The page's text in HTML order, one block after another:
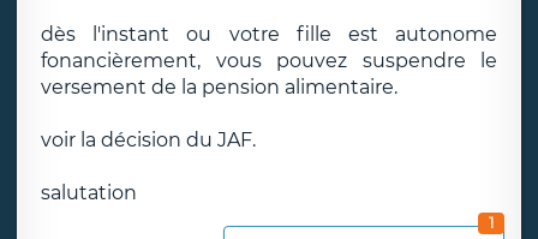
dès l'instant ou votre fille est autonome
fonancièrement, vous pouvez suspendre le
versement de la pension alimentaire.
voir la décision du JAF.
salutation
1